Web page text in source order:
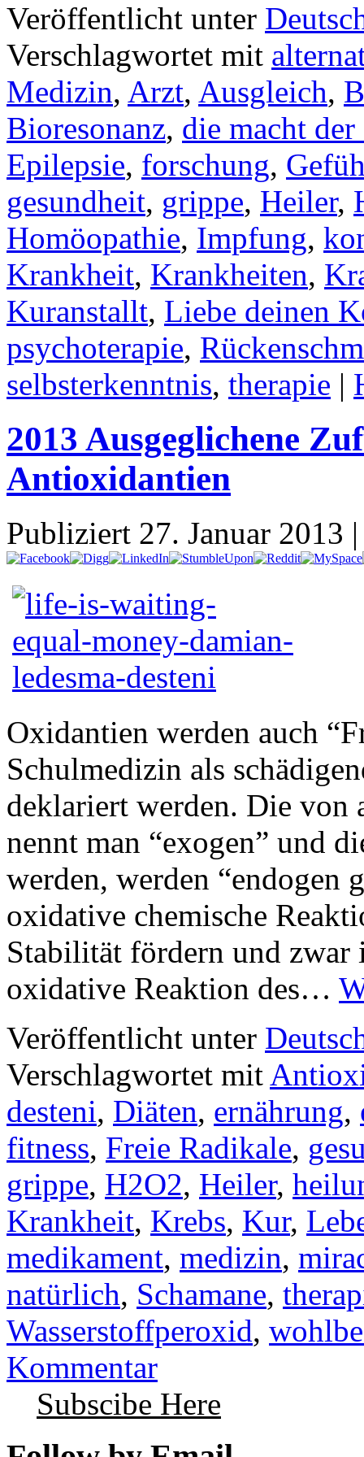
Veröffentlicht unter
Verschlagwortet mit
Medizin, Arzt, Ausgleich,
Bioresonanz, die macht der
Epilepsie, forschung,
gesundheit, grippe, Heiler,
Homöopathie, Impfung,
Krankheit, Krankheiten,
Kuranstallt, Liebe deinen
psychoterapie,
selbsterkenntnis, therapie |
2013 Ausgeglichene
Antioxidantien
Publiziert 27. Januar 2013
Oxidantien werden auch
Schulmedizin als
deklariert werden. Die von
nennt man “exogen” und
werden, werden “endogen
oxidative chemische
Stabilität fördern und zwar
oxidative Reaktion des…
Veröffentlicht unter
Verschlagwortet mit
desteni, Diäten, ernährung,
fitness, Freie Radikale,
grippe, H2O2, Heiler,
Krankheit, Krebs, Kur,
medikament, medizin,
natürlich, Schamane,
Wasserstoffperoxid,
Kommentar
Subscibe Here